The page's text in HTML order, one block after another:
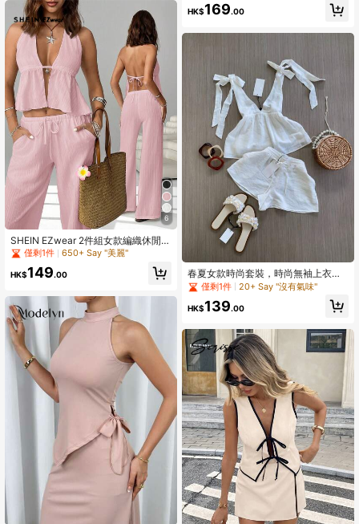
6
SHEIN EZwear 2件組女款編織休閒度
假露背上衣與長褲套裝，春夏亞麻兩
僅剩1件 650+ Say "美麗"
HK$149.00
HK$169.00
春夏女款時尚套裝，時尚無袖上衣搭
配優雅繫帶設計與短褲套裝，適合婚
禮派對與活動。時尚優雅的一件式通
勤穿搭，吊帶上衣與短褲套裝，適合
雅
僅剩1件 20+ Say "沒有氣味"
HK$139.00